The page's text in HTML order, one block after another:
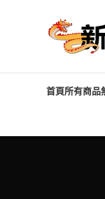
首頁所有商品